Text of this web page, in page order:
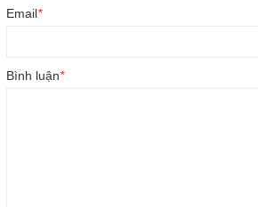
Email*
Bình luận*